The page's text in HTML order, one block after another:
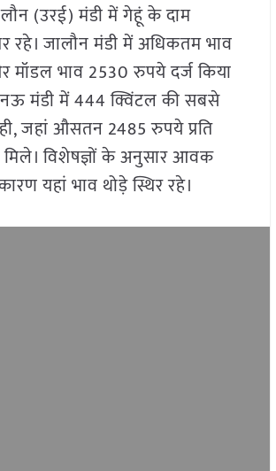
(उरई) मंडी में गेहूं के दाम
रहे। जालौन मंडी में अधिकतम भाव
भाव 2530 रुपये दर्ज किया
मंडी में 444 क्विंटल की सबसे
जहां औसतन 2485 रुपये प्रति
विशेषज्ञों के अनुसार आवक
यहां भाव थोड़े स्थिर रहे।